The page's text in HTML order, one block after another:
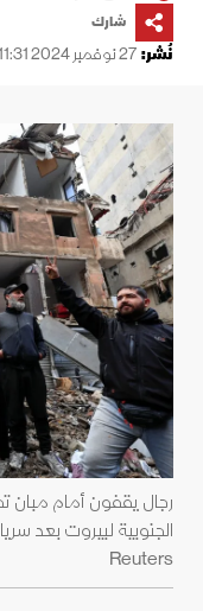
شارك
نُشر:27 نوفمبر 2024 11:31
رجال يقفون أمام مبان
Reuters